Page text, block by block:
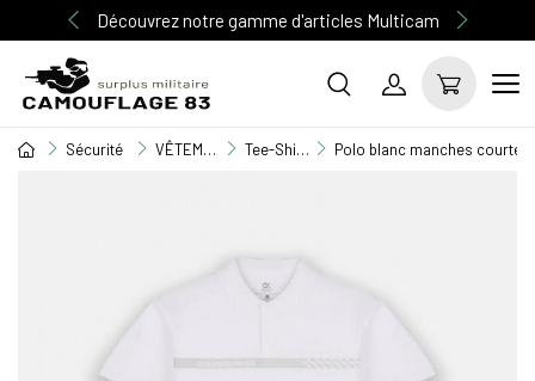
Découvrez notre gamme d'articles Multicam
Sécurité VÊTEMENT SECURITE Tee-Shirt / Débardeur / Chemisette Polo blanc manches courtes